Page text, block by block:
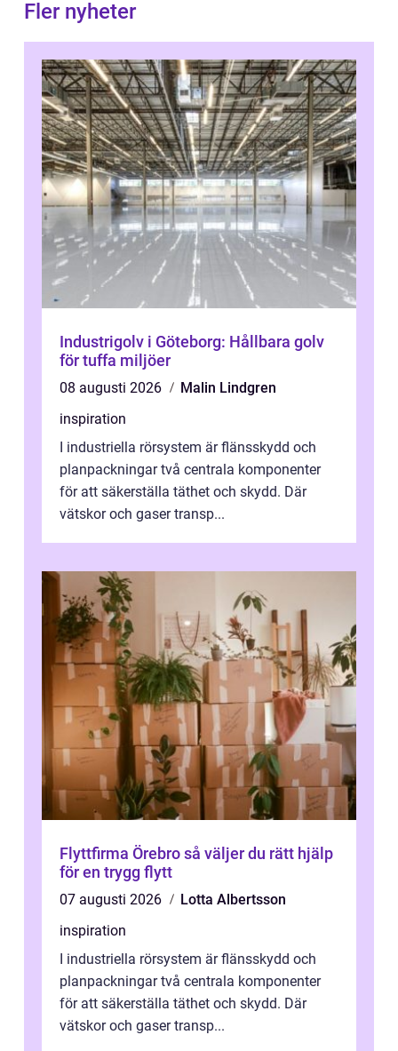
Fler nyheter
Industrigolv i Göteborg: Hållbara golv
för tuffa miljöer
08 augusti 2026
Malin Lindgren
inspiration
I industriella rörsystem är flänsskydd och
planpackningar två centrala komponenter
för att säkerställa täthet och skydd. Där
vätskor och gaser transp...
Flyttfirma Örebro så väljer du rätt hjälp
för en trygg flytt
07 augusti 2026
Lotta Albertsson
inspiration
I industriella rörsystem är flänsskydd och
planpackningar två centrala komponenter
för att säkerställa täthet och skydd. Där
vätskor och gaser transp...